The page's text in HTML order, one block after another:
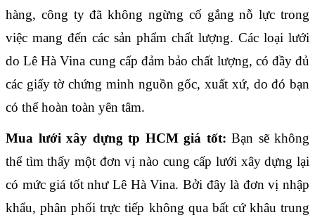
hàng, công ty đã không ngừng cố gắng nỗ lực trong
việc mang đến các sản phẩm chất lượng. Các loại lưới
do Lê Hà Vina cung cấp đảm bảo chất lượng, có đầy đủ
các giấy tờ chứng minh nguồn gốc, xuất xứ, do đó bạn
có thể hoàn toàn yên tâm.
Mua lưới xây dựng tp HCM giá tốt: Bạn sẽ không
thể tìm thấy một đơn vị nào cung cấp lưới xây dựng lại
có mức giá tốt như Lê Hà Vina. Bởi đây là đơn vị nhập
khẩu, phân phối trực tiếp không qua bất cứ khâu trung